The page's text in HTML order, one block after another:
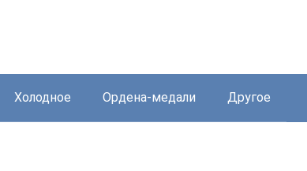
Холодное Ордена-медали Другое